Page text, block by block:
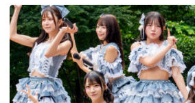
PC
が
登
場
な
花
菖
蒲